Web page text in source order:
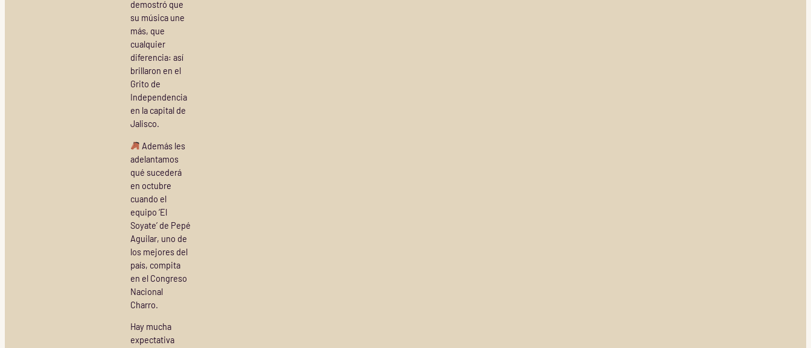
demostró que
su música une
más, que
cualquier
diferencia: así
brillaron en el
Grito de
Independencia
en la capital de
Jalisco.
Además les
adelantamos
qué sucederá
en octubre
cuando el
equipo ‘El
Soyate’ de Pepé
Aguilar, uno de
los mejores del
país, compita
en el Congreso
Nacional
Charro.
Hay mucha
expectativa